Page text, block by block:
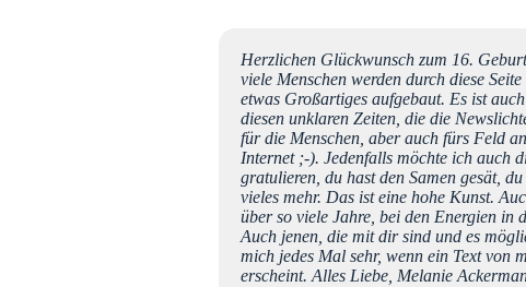
Herzlichen Glückwunsch zum 16.
viele Menschen werden durch diese
etwas Großartiges aufgebaut. Es ist
diesen unklaren Zeiten, die die
für die Menschen, aber auch fürs Feld
Internet ;-). Jedenfalls möchte ich auch
gratulieren, du hast den Samen gesät,
vieles mehr. Das ist eine hohe Kunst.
über so viele Jahre, bei den Energien in
Auch jenen, die mit dir sind und es
mich jedes Mal sehr, wenn ein Text von
erscheint. Alles Liebe, Melanie